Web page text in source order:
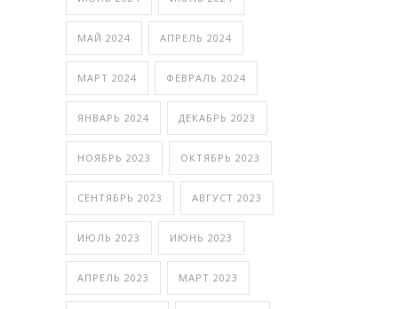
МАЙ 2024 АПРЕЛЬ 2024
МАРТ 2024 ФЕВРАЛЬ 2024
ЯНВАРЬ 2024 ДЕКАБРЬ 2023
НОЯБРЬ 2023 ОКТЯБРЬ 2023
СЕНТЯБРЬ 2023 АВГУСТ 2023
ИЮЛЬ 2023 ИЮНЬ 2023
АПРЕЛЬ 2023 МАРТ 2023